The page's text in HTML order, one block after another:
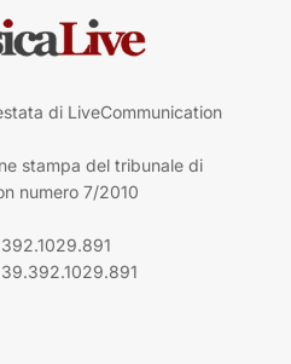
di LiveCommunication
stampa del tribunale di
numero 7/2010